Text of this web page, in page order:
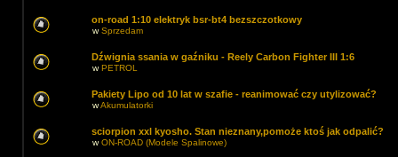
on-road 1:10 elektryk bsr-bt4 bezszczotkowy
wSprzedam
Dźwignia ssania w gaźniku - Reely Carbon Fighter III 1:6
wPETROL
Pakiety Lipo od 10 lat w szafie - reanimować czy utylizować?
wAkumulatorki
sciorpion xxl kyosho. Stan nieznany,pomoże ktoś jak odpalić?
wON-ROAD (Modele Spalinowe)